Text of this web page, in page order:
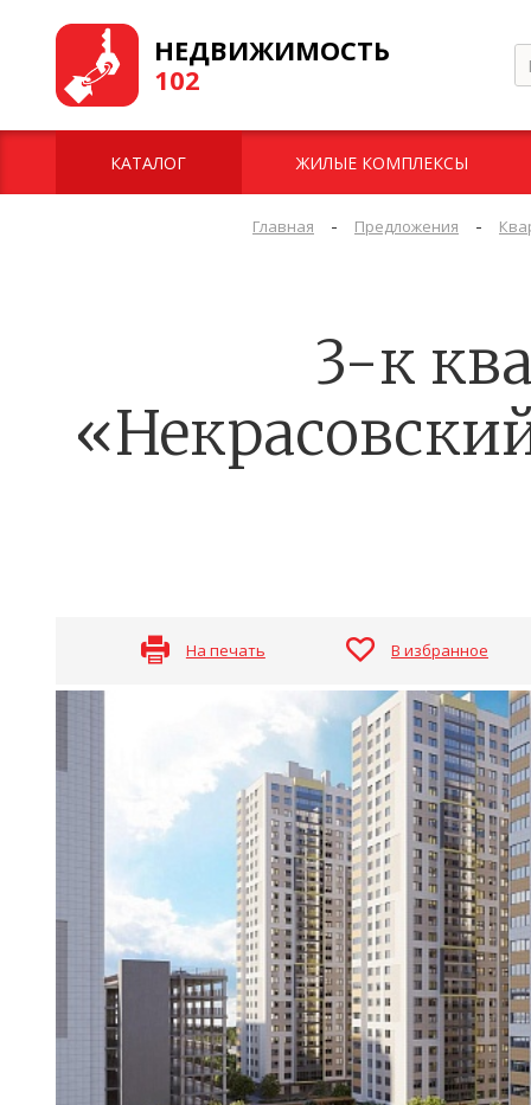
НЕДВИЖИМОСТЬ
102
КАТАЛОГ ЖИЛЫЕ КОМПЛЕКСЫ
Главная - Предложения -
3-к
На печать В избранное